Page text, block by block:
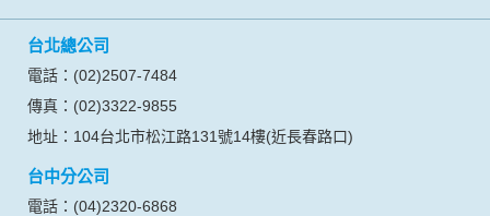
台北總公司
電話：(02)2507-7484
傳真：(02)3322-9855
地址：104台北市松江路131號14樓(近長春路口)
台中分公司
電話：(04)2320-6868